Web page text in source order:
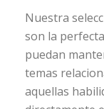
Nuestra
son la
puedan
temas
aquellas